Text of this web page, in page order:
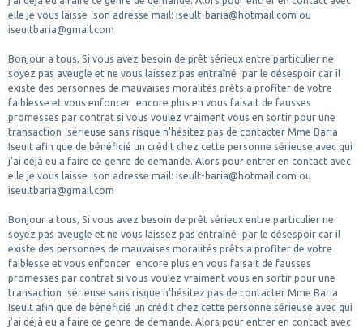
elle je vous laisse son adresse mail: iseult-baria@hotmail.com ou
iseultbaria@gmail.com
Bonjour a tous, Si vous avez besoin de prêt sérieux entre particulier ne
soyez pas aveugle et ne vous laissez pas entraîné par le désespoir car il
existe des personnes de mauvaises moralités prêts a profiter de votre
faiblesse et vous enfoncer encore plus en vous faisait de fausses
promesses par contrat si vous voulez vraiment vous en sortir pour une
transaction sérieuse sans risque n’hésitez pas de contacter Mme Baria
Iseult afin que de bénéficié un crédit chez cette personne sérieuse avec qui
j'ai déjà eu a faire ce genre de demande. Alors pour entrer en contact avec
elle je vous laisse son adresse mail: iseult-baria@hotmail.com ou
iseultbaria@gmail.com
Bonjour a tous, Si vous avez besoin de prêt sérieux entre particulier ne
soyez pas aveugle et ne vous laissez pas entraîné par le désespoir car il
existe des personnes de mauvaises moralités prêts a profiter de votre
faiblesse et vous enfoncer encore plus en vous faisait de fausses
promesses par contrat si vous voulez vraiment vous en sortir pour une
transaction sérieuse sans risque n’hésitez pas de contacter Mme Baria
Iseult afin que de bénéficié un crédit chez cette personne sérieuse avec qui
j'ai déjà eu a faire ce genre de demande. Alors pour entrer en contact avec